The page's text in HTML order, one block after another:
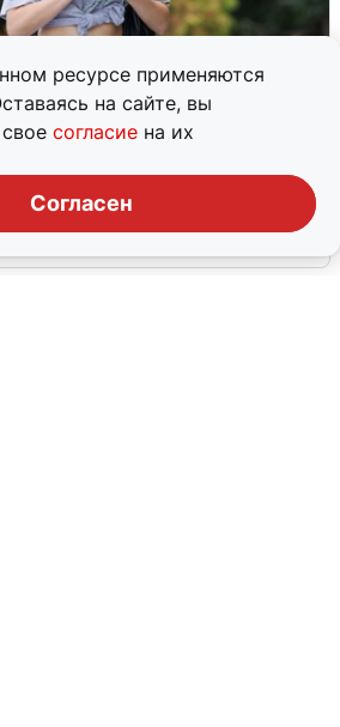
ресурсе применяются
на сайте, вы
согласие на их
Согласен
без